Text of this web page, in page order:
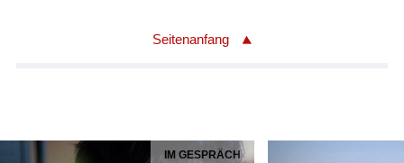
Seitenanfang
IM GESPRÄCH